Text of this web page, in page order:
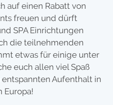
auf einen Rabatt von
freuen und dürft
SPA Einrichtungen
die teilnehmenden
etwas für einige unter
euch allen viel Spaß
Aufenthalt in
Europa!